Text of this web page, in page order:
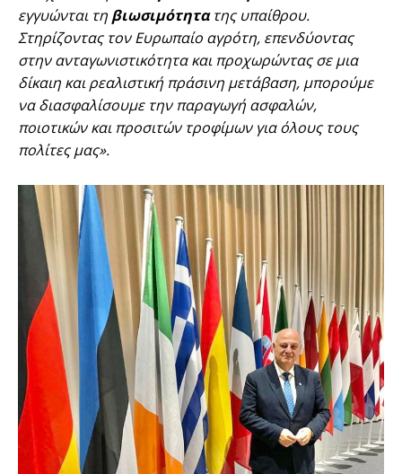
εγγυώνται τη βιωσιμότητατης υπαίθρου.
Στηρίζοντας τον Ευρωπαίο αγρότη, επενδύοντας
στην ανταγωνιστικότητα και προχωρώντας σε μια
δίκαιη και ρεαλιστική πράσινη μετάβαση, μπορούμε
να διασφαλίσουμε την παραγωγή ασφαλών,
ποιοτικών και προσιτών τροφίμων για όλους τους
πολίτες μας».